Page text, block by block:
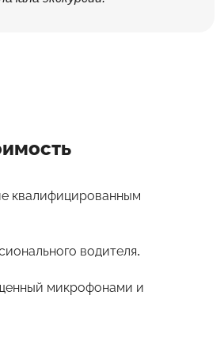
квалифицированным
водителя.
микрофонами и